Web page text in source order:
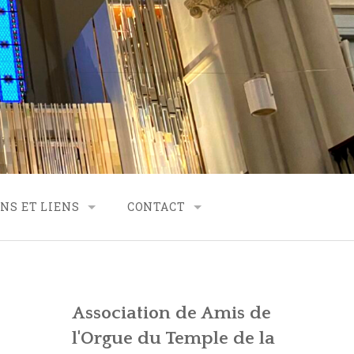
ET LIENS CONTACT
CONTACT – GÉNÉRALITÉS
Association de Amis de
l'Orgue du Temple de la